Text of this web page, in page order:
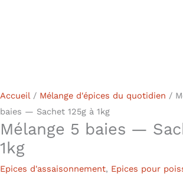
Accueil/ Mélange d'épices du quotidien /
baies — Sachet 125g à 1kg
Mélange 5 baies —
1kg
Epices d'assaisonnement, Epices pour